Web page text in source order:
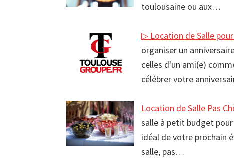
toulousaine ou aux…
▷ Location de Salle
organiser un
celles d'un ami(e)
célébrer votre
Location de Salle Pas
salle à petit budget pour
idéal de votre prochain
salle, pas…